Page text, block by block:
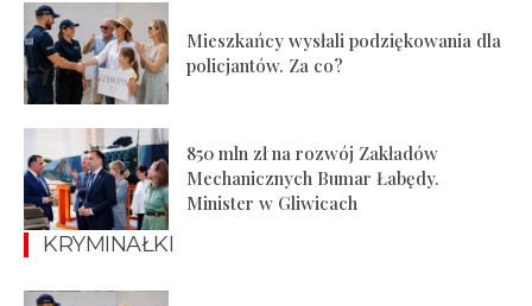
Mieszkańcy wysłali podziękowania dla
policjantów. Za co?
850 mln zł na rozwój Zakładów
Mechanicznych Bumar Łabędy.
Minister w Gliwicach
KRYMINAŁKI